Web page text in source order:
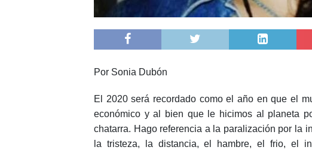
Por Sonia Dubón
El 2020 será recordado como el año en que el
económico y al bien que le hicimos al planeta
chatarra. Hago referencia a la paralización por la
la tristeza, la distancia, el hambre, el frio, el